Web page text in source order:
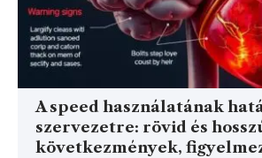
A speed használatának
szervezetre: rövid és
következmények,